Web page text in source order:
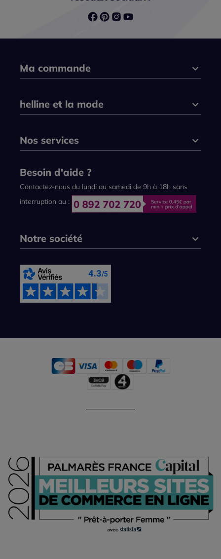
Ma commande
helline et la mode
Nos services
Besoin d'aide ?
Contactez-nous du lundi au samedi de 9h à 18h sans
interruption au :
Notre société